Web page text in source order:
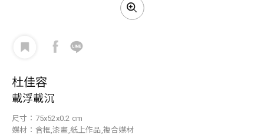
杜佳容
載浮載沉
尺寸：75x52x0.2 cm
媒材：含框,漆畫,紙上作品,複合媒材